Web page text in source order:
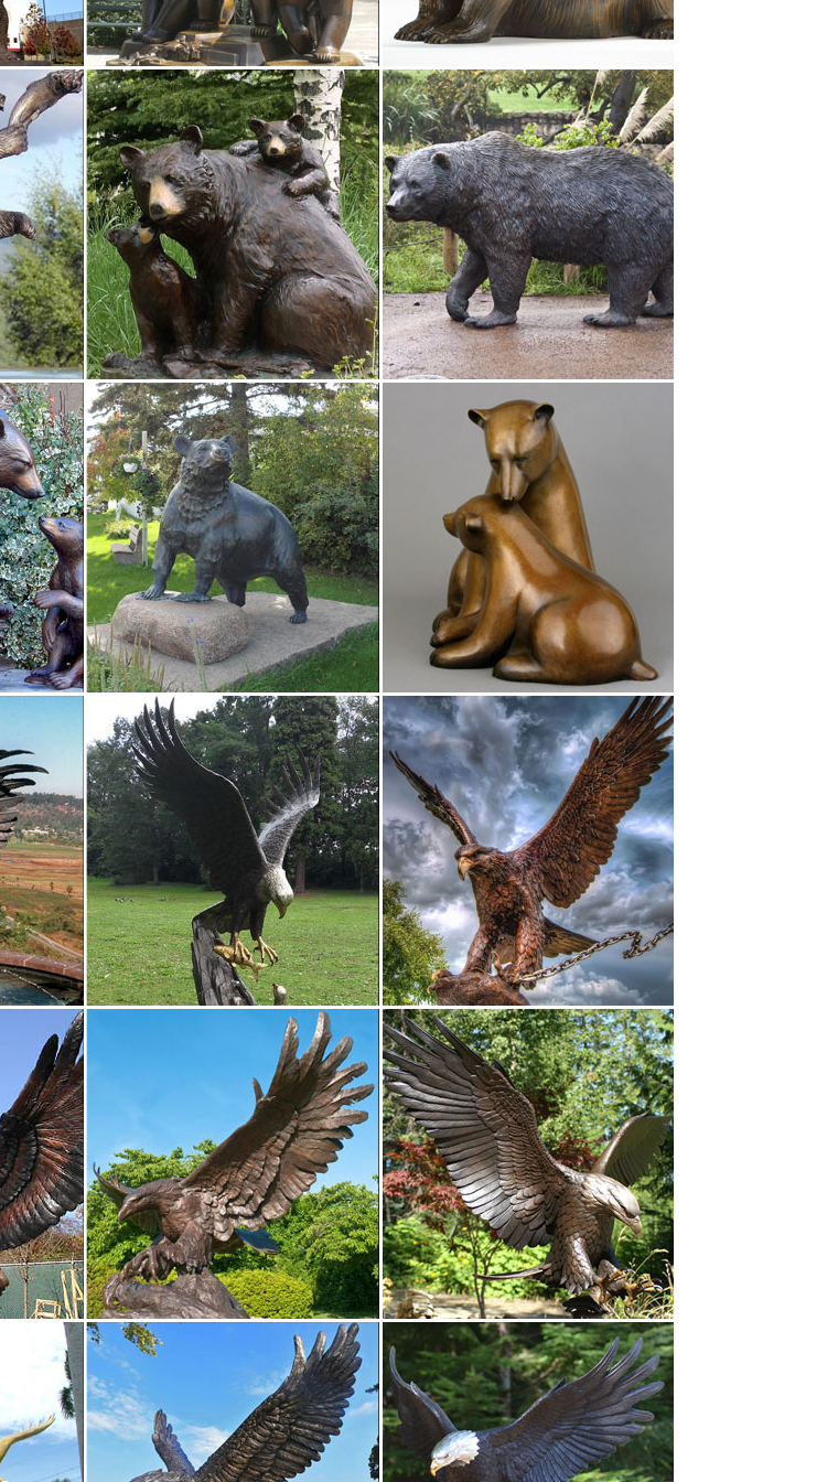
статуэтка "Собака" (в ассортименте). АРТИКУЛ: 24500. 2 250 руб. В КОРЗИНУ!Расскажите
Бронзовая статуэтка "Знак гороскопа.
в интернет-магазине
Символ 2018 года Статуэтки.Интернет-магазин "МегаТерем" предлагает купить статуэтки
предоставляется бесплатная доставка по Москве (в пределах МКАД) и Санкт-Петербургу.
оптом по цене от 13 руб…
– Фигурки сувенирные собаки купить по цене опта от 13 руб. 503 SKU в наличии от
Хиты продаж Скидки Суперцены. Символ года (Собака) 4039.Посуда премиум-класса
Pavone
статуэтка "Хозяйка в доме!" (Pavone).JP-46/11 Фигурка Символ Года "Собака" (Pavone). 2
животных.
коллекция Альдзена.Символ Медведя. Символические подарки – статуэтка
производства ювелирных изделий из серебра: литье под давлением и нанесение эмали сделали
с символом года 2018 от 60 руб.!
символом года также покупаютПомимо керамических фигурок Собаки, в нашем интернет-
уотерболлы (или снежные шары), которые порадуют детей и взрослых, ведь на
Сравнить цены, купить…
Интерьерные аксессуары 1620. Статуэтки 1538.В наличии. Символ года сувенир "Собака с
Для Тебя
да.Статуэтка напольная с часами "Собака Сэр Джон". E91620.
<- Сувениры – Каталог | Monlivre
собаки?Скорее всего являетесь счастливым хозяином собаки или решили сделать
вашем доме:миниатюрный йорк или белоснежная вести,мопс или благородная овчарка.Все они
Купить статуэтку
» Статуэтки, фигурки » Статуэтки собак.Производитель Ahura Италия. Купить дорогой подарок
подарков и предметов интерьера Ahura.
монет, марок, значков…
2 000 руб. Скупка антиквариата, продажа антиквариата.Статуэтка "Собака" символ года 2018.
| Каталог
Показывать по: 9 18 27.Купить. Фигурка "Собака" 4. китай. 439 руб. Купить.Серия LIFE (эконом
2018 года
Артикул: 17665. Фигурка Собаки "Верный друг".